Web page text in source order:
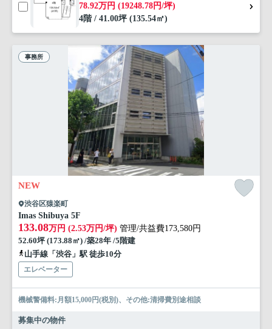
78.92万円 (19248.78円/坪)
4階 / 41.00坪 (135.54㎡)
事務所
NEW
渋谷区猿楽町
Imas Shibuya 5F
133.08万円 (2.53万円/坪) 管理/共益費173,580円
52.60坪 (173.88㎡) /築28年 /5階建
山手線「渋谷」駅 徒歩10分
エレベーター
機械警備料:月額15,000円(税別)、その他:清掃費別途相談
募集中の物件